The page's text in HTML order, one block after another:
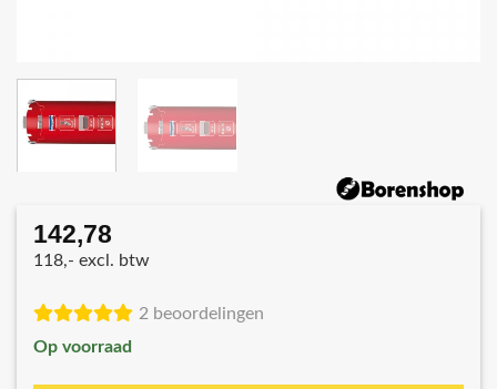
142,78
118,- excl. btw
2 beoordelingen
Op voorraad